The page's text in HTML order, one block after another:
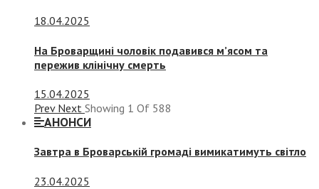
18.04.2025
На Броварщині чоловік подавився м’ясом та
пережив клінічну смерть
15.04.2025
Prev Next Showing 1 Of 588
АНОНСИ
Завтра в Броварській громаді вимикатимуть світло
23.04.2025